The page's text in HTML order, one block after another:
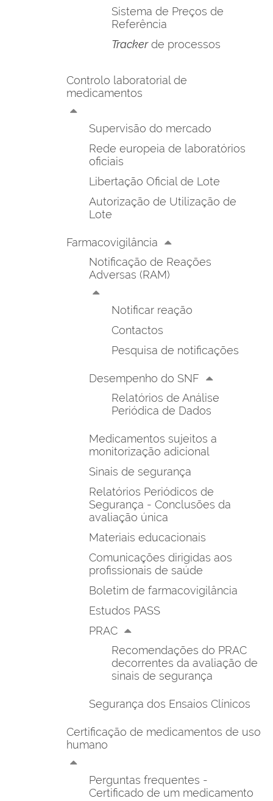
Sistema de Preços de
Referência
Trackerde processos
Controlo laboratorial de
medicamentos
Supervisão do mercado
Rede europeia de laboratórios
oficiais
Libertação Oficial de Lote
Autorização de Utilização de
Lote
Farmacovigilância
Notificação de Reações
Adversas (RAM)
Notificar reação
Contactos
Pesquisa de notificações
Desempenho do SNF
Relatórios de Análise
Periódica de Dados
Medicamentos sujeitos a
monitorização adicional
Sinais de segurança
Relatórios Periódicos de
Segurança - Conclusões da
avaliação única
Materiais educacionais
Comunicações dirigidas aos
profissionais de saúde
Boletim de farmacovigilância
Estudos PASS
PRAC
Recomendações do PRAC
decorrentes da avaliação de
sinais de segurança
Segurança dos Ensaios Clínicos
Certificação de medicamentos de uso
humano
Perguntas frequentes -
Certificado de um medicamento